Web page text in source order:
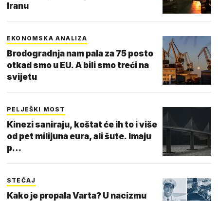
Iranu
EKONOMSKA ANALIZA
Brodogradnja nam pala za 75 posto
otkad smo u EU. A bili smo treći na
svijetu
PELJEŠKI MOST
Kinezi saniraju, koštat će ih to i više
od pet milijuna eura, ali šute. Imaju
p…
STEČAJ
Kako je propala Varta? U nacizmu